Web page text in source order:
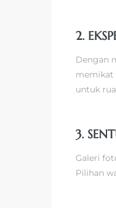
2.
Dengan
memikat
untuk
3.
Galeri
Pilihan